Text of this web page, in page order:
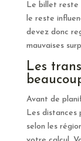
Le billet reste
le reste
devez donc
mauvaises
Les
Avant de
Les distances
selon les